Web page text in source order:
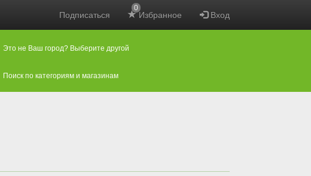
Подписаться Избранное
0
Вход
Это не Ваш город? Выберите другой
Поиск по категориям и магазинам